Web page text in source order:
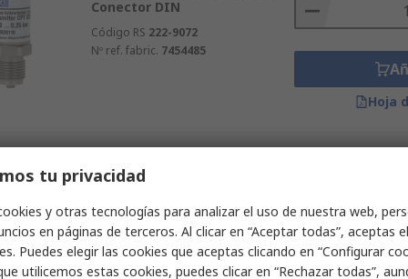
Conector DIN
Código RS 222-9072
Nº ref. fabric. 7454485
Hoja
Disponible en el proveedor
Indicador de presión
hidráulica WIKA 7837964 9 V
Conector DIN
Código RS222-9079
Cantidad
tu privacidad
y otras tecnologías para analizar el uso de nuestra web,
en páginas de terceros. Al clicar en “Aceptar todas”, aceptas
Puedes elegir las cookies que aceptas clicando en “Configurar
utilicemos estas cookies, puedes clicar en “Rechazar todas”,